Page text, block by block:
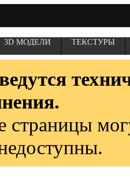
3D МОДЕЛИ ТЕКСТУРЫ
страницы